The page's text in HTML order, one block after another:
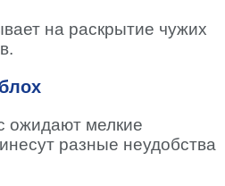
на раскрытие чужих
ожидают мелкие
разные неудобства